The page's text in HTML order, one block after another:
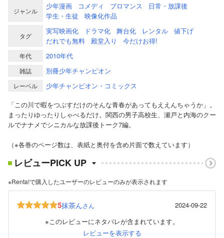
ジャンル
少年漫画 コメディ ブロマンス
日常・放課後
学生・生徒
映像化作品
タグ
実写映画化 ドラマ化 舞台化 レンタル
値下げ
だれでも無料
殿堂入り 今だけお得!
年代 2010年代
雑誌 別冊少年チャンピオン
レーベル
少年チャンピオン・コミックス
「この川で暇をつぶすだけのそんな青春があってもええんちゃうか」。
まったりゆったりしゃべるだけ。関西の男子高校生、瀬戸と内海のクー
ルでナナメでシニカルな放課後トーク7編。
（※各巻のページ数は、表紙と奥付を含め片面で数えています）
レビューPICK UP
※Renta!で購入したユーザーのレビューのみが表示されます
5抹茶んさん
2024-09-22
※このレビューにネタバレが含まれています。
レビューを表示する